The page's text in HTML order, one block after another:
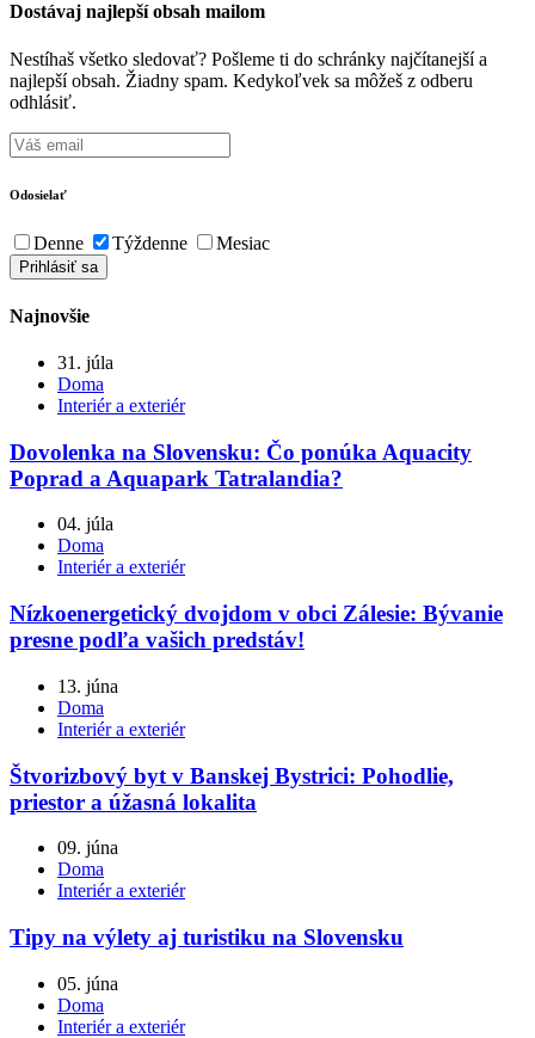
Dostávaj najlepší obsah mailom
Nestíhaš všetko sledovať? Pošleme ti do schránky najčítanejší a
najlepší obsah. Žiadny spam. Kedykoľvek sa môžeš z odberu
odhlásiť.
Odosielať
Denne Týždenne Mesiac
Najnovšie
31. júla
Doma
Interiér a exteriér
Dovolenka na Slovensku: Čo ponúka Aquacity
Poprad a Aquapark Tatralandia?
04. júla
Doma
Interiér a exteriér
Nízkoenergetický dvojdom v obci Zálesie: Bývanie
presne podľa vašich predstáv!
13. júna
Doma
Interiér a exteriér
Štvorizbový byt v Banskej Bystrici: Pohodlie,
priestor a úžasná lokalita
09. júna
Doma
Interiér a exteriér
Tipy na výlety aj turistiku na Slovensku
05. júna
Doma
Interiér a exteriér